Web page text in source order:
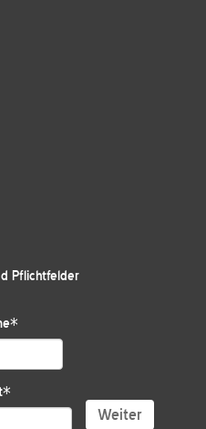
Pflichtfelder
*
*
Weiter